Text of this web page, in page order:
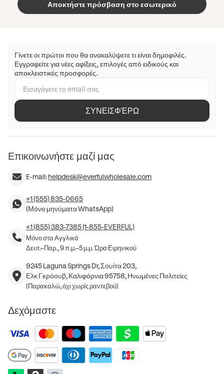
Αποκτήστε πρόσβαση στο εσωτερικό
Γίνετε οι πρώτοι που θα ανακαλύψετε τι είναι δημοφιλές.
Εγγραφείτε για νέες αφίξεις, επιλογές από ειδικούς και
αποκλειστικές προσφορές.
ΣΥΝΕΙΣΦΈΡΩ
Επικοινωνήστε μαζί μας
E-mail:helpdesk@everfulwholesale.com
+1 (555) 835-0665
(Μόνο μηνύματα WhatsApp)
+1 (855) 383-7385 (1-855-EVERFUL)
Μόνο στα Αγγλικά
Δευτ.–Παρ., 9 π.μ.–5 μ.μ. Ώρα Ειρηνικού
9245 Laguna Springs Dr, Σουίτα 203,
Ελκ Γκρόουβ, Καλιφόρνια 95758, Ηνωμένες Πολιτείες
(Παρακαλώ, όχι χωρίς ραντεβού)
Δεχόμαστε